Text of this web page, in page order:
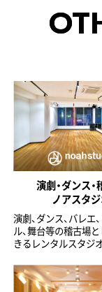
演劇・ダンス
ノアスタ
演劇、ダンス、バレエ
ル、舞台等の稽古場
きるレンタルスタジオ